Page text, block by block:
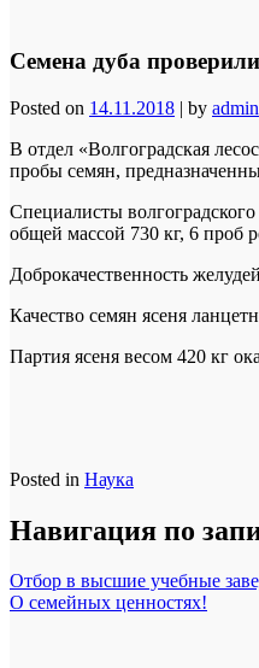
Семена дуба
Posted on 14.11.2018 | by admin
В отдел «Волгоградская
пробы семян,
Специалисты
общей массой 730 кг, 6 проб
Доброкачественность
Качество семян ясеня
Партия ясеня весом 420 кг
Posted in Наука
Навигация по
Отбор в высшие учебные
О семейных ценностях!